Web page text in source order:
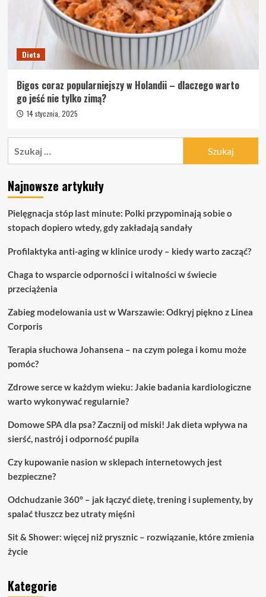
Dieta
Bigos coraz popularniejszy w Holandii – dlaczego warto
go jeść nie tylko zimą?
14 stycznia, 2025
Najnowsze artykuły
Pielęgnacja stóp last minute: Polki przypominają sobie o
stopach dopiero wtedy, gdy zakładają sandały
Profilaktyka anti-aging w klinice urody – kiedy warto zacząć?
Chaga to wsparcie odporności i witalności w świecie
przeciążenia
Zabieg modelowania ust w Warszawie: Odkryj piękno z Linea
Corporis
Terapia słuchowa Johansena – na czym polega i komu może
pomóc?
Zdrowe serce w każdym wieku: Jakie badania kardiologiczne
warto wykonywać regularnie?
Domowe SPA dla psa? Zacznij od miski! Jak dieta wpływa na
sierść, nastrój i odporność pupila
Czy kupowanie nasion w sklepach internetowych jest
bezpieczne?
Odchudzanie 360° – jak łączyć dietę, trening i suplementy, by
spalać tłuszcz bez utraty mięśni
Sit & Shower: więcej niż prysznic – rozwiązanie, które zmienia
życie
Kategorie